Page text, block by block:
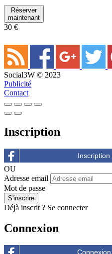
Réserver
maintenant
30 €
Social3W © 2023
Publicité
Contact
Inscription
OU
Adresse email
Mot de passe
Déjà inscrit ? Se connecter
Connexion